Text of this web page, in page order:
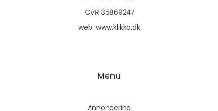
web: www.klikko.dk
Menu
Annoncering